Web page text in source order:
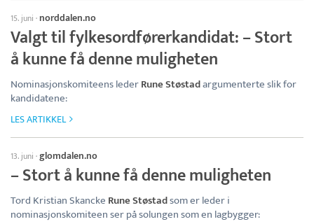
15. juni · norddalen.no
Valgt til fylkesordførerkandidat: – Stort
å kunne få denne muligheten
Nominasjonskomiteens lederRune Støstadargumenterte slik for
kandidatene:
LES ARTIKKEL
13. juni ·glomdalen.no
– Stort å kunne få denne muligheten
Tord Kristian Skancke Rune Støstadsom er leder i
nominasjonskomiteen ser på solungen som en lagbygger: